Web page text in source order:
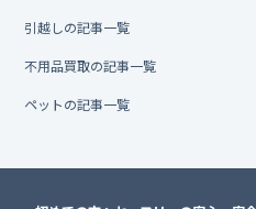
引越しの記事一覧
不用品買取の記事一覧
ペットの記事一覧